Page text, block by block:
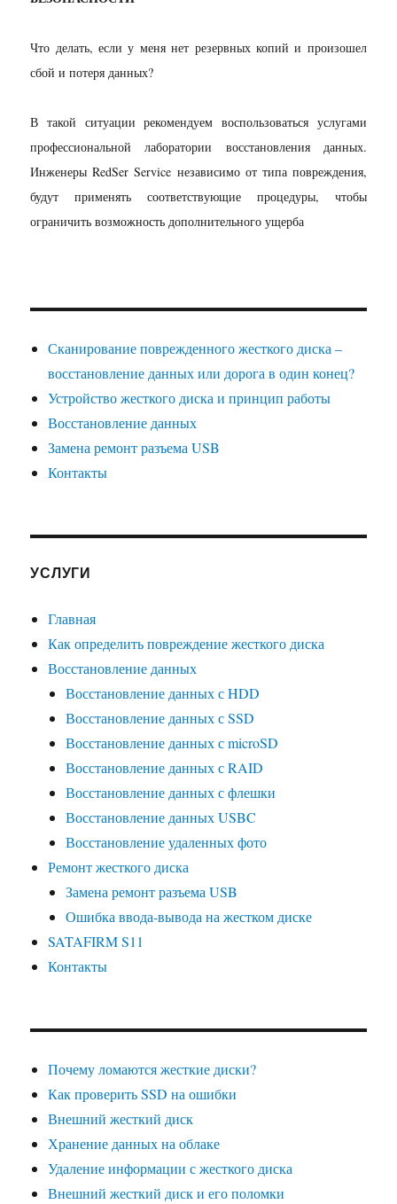
Что делать, если у меня нет резервных копий и произошел
сбой и потеря данных?
В такой ситуации рекомендуем воспользоваться услугами
профессиональной лаборатории восстановления данных.
ИнженерыRedSer Service независимо от типа повреждения,
будут применять соответствующие процедуры, чтобы
ограничить возможность дополнительного ущерба
Сканирование поврежденного жесткого диска –
восстановление данных или дорога в один конец?
Устройство жесткого диска и принцип работы
Восстановление данных
Замена ремонт разъема USB
Контакты
УСЛУГИ
Главная
Как определить повреждение жесткого диска
Восстановление данных
Восстановление данных с HDD
Восстановление данных с SSD
Восстановление данных с microSD
Восстановление данных с RAID
Восстановление данных с флешки
Восстановление данных USBC
Восстановление удаленных фото
Ремонт жесткого диска
Замена ремонт разъема USB
Ошибка ввода-вывода на жестком диске
SATAFIRM S11
Контакты
Почему ломаются жесткие диски?
Как проверить SSD на ошибки
Внешний жесткий диск
Хранение данных на облаке
Удаление информации с жесткого диска
Внешний жесткий диск и его поломки